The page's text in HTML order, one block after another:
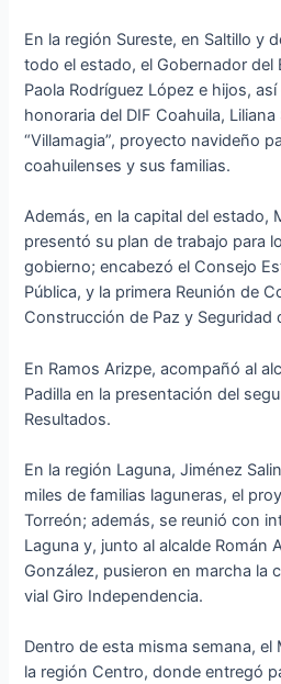
En la región Sureste, en Saltillo y
todo el estado, el Gobernador del
Paola Rodríguez López e hijos,
honoraria del DIF Coahuila,
“Villamagia”, proyecto navideño
coahuilenses y sus familias.
Además, en la capital del estado,
presentó su plan de trabajo para
gobierno; encabezó el Consejo
Pública, y la primera Reunión de
Construcción de Paz y Seguridad
En Ramos Arizpe, acompañó al
Padilla en la presentación del
Resultados.
En la región Laguna, Jiménez
miles de familias laguneras, el
Torreón; además, se reunió con
Laguna y, junto al alcalde Román
González, pusieron en marcha la
vial Giro Independencia.
Dentro de esta misma semana,
la región Centro, donde entregó